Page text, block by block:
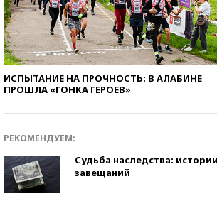
ИСПЫТАНИЕ НА ПРОЧНОСТЬ: В АЛАБИНЕ
ПРОШЛА «ГОНКА ГЕРОЕВ»
РЕКОМЕНДУЕМ:
Судьба наследства:
завещаний